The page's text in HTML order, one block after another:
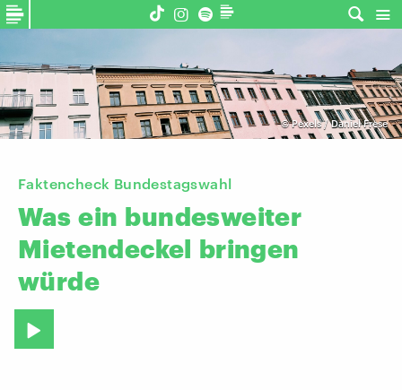
©Pexels / Daniel Frese
Faktencheck Bundestagswahl
Was ein bundesweiter
Mietendeckel bringen
würde